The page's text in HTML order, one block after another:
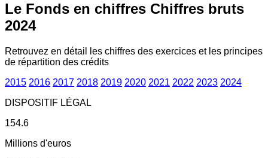
Le Fonds en chiffres Chiffres bruts
2024
Retrouvez en détail les chiffres des exercices et les principes
de répartition des crédits
2015 2016 2017 2018 2019 2020 2021 2022 2023 2024
DISPOSITIF LÉGAL
154.6
Millions d'euros